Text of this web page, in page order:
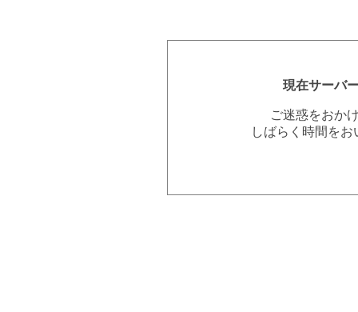
現在サーバ
ご迷惑をおか
しばらく時間を